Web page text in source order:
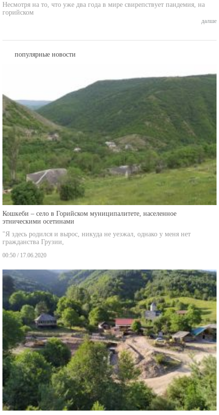
Несмотря на то, что уже два года в мире свирепствует пандемия, на
горийском
далше
популярные новости
Кошкеби – село в Горийском муниципалитете, населенное
этническими осетинами
"Я здесь родился и вырос, никуда не уезжал, однако у меня нет
гражданства Грузии,
00:50 / 17.06.2020